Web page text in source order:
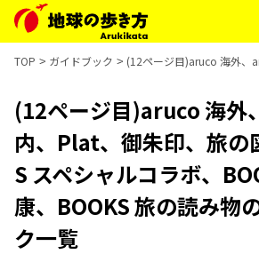
TOP ガイドブック (12ページ目)aruco 海外、
(12ページ目)aruco 海外
内、Plat、御朱印、旅の
S スペシャルコラボ、
康、BOOKS 旅の読み物
ク一覧